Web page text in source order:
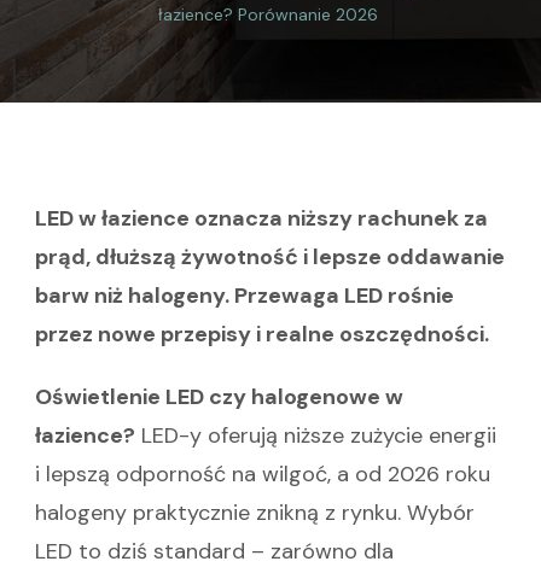
łazience? Porównanie 2026
LED w łazience oznacza niższy rachunek za
prąd, dłuższą żywotność i lepsze oddawanie
barw niż halogeny. Przewaga LED rośnie
przez nowe przepisy i realne oszczędności.
Oświetlenie LED czy halogenowe w
łazience? LED-y oferują niższe zużycie energii
i lepszą odporność na wilgoć, a od 2026 roku
halogeny praktycznie znikną z rynku. Wybór
LED to dziś standard – zarówno dla